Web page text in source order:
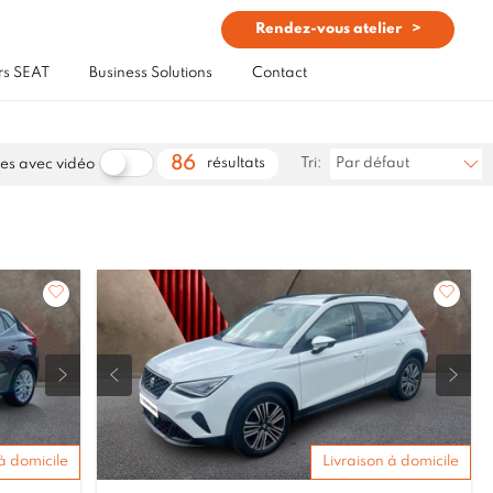
Rendez-vous atelier
SEAT Business Solutions Contact
Tri: Par défaut
avec vidéo 86 résultats
domicile Livraison à domicile